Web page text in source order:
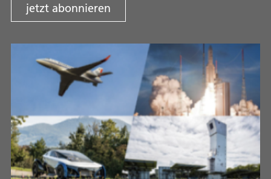
jetzt abonnieren